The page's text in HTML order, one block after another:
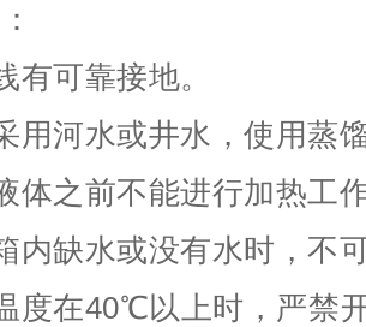
有可靠接地。
用河水或井水，使用蒸
体之前不能进行加热工
内缺水或没有水时，不
度在40℃以上时，严禁